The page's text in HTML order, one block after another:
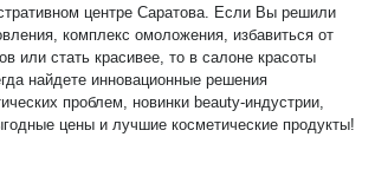
центре Саратова. Если Вы решили
комплекс омоложения, избавиться от
или стать красивее, то в салоне красоты
найдете инновационные решения
проблем, новинки beauty-индустрии,
цены и лучшие косметические продукты!